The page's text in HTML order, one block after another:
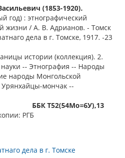
(1853-1920).
год) : этнографический
жизни / А. В. Адрианов. - Томск
дела в г. Томске, 1917. -23
истории (коллекция). 2.
-- Этнография -- Народы
народы Монгольской
мончак --
ББК Т52(54Мо=6У),13
РГБ
дела в г. Томске